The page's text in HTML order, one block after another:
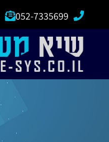
052-7335699